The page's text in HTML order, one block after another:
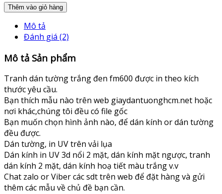
Thêm vào giỏ hàng
Mô tả
Đánh giá (2)
Mô tả Sản phẩm
Tranh dán tường trắng đen fm600 được in theo kích
thước yêu cầu.
Bạn thích mẫu nào trên web giaydantuonghcm.net hoặc
nơi khác,chúng tôi đều có file gốc
Bạn muốn chọn hình ảnh nào, để dán kính or dán tường
đều được.
Dán tường, in UV trên vải lụa
Dán kính in UV 3d nổi 2 mặt, dán kính mặt ngược, tranh
dán kính 2 mặt, dán kính hoạ tiết màu trắng v.v
Chat zalo or Viber các sdt trên web để đặt hàng và gửi
thêm các mẫu về chủ đề bạn cần.